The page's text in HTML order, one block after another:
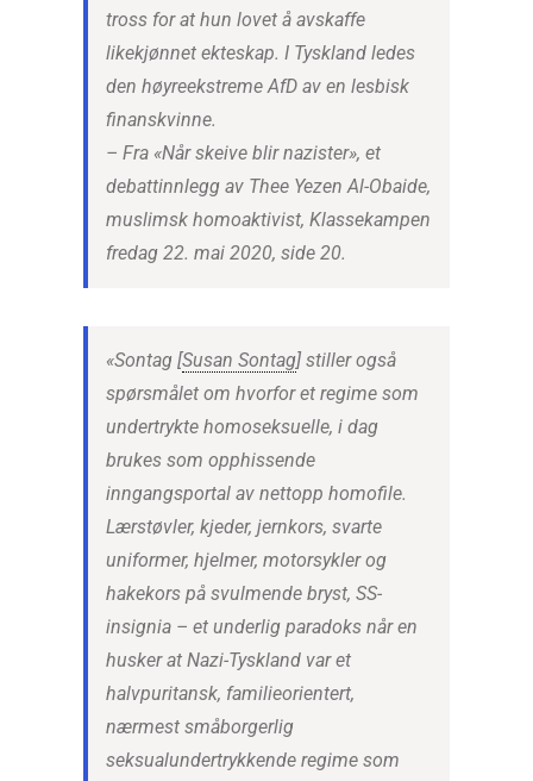
tross for at hun lovet å avskaffe
likekjønnet ekteskap. I Tyskland ledes
den høyreekstreme AfD av en lesbisk
finanskvinne.
– Fra «Når skeive blir nazister», et
debattinnlegg av Thee Yezen Al-Obaide,
muslimsk homoaktivist, Klassekampen
fredag 22. mai 2020, side 20.
«Sontag [Susan Sontag] stiller også
spørsmålet om hvorfor et regime som
undertrykte homoseksuelle, i dag
brukes som opphissende
inngangsportal av nettopp homofile.
Lærstøvler, kjeder, jernkors, svarte
uniformer, hjelmer, motorsykler og
hakekors på svulmende bryst, SS-
insignia – et underlig paradoks når en
husker at Nazi-Tyskland var et
halvpuritansk, familieorientert,
nærmest småborgerlig
seksualundertrykkende regime som